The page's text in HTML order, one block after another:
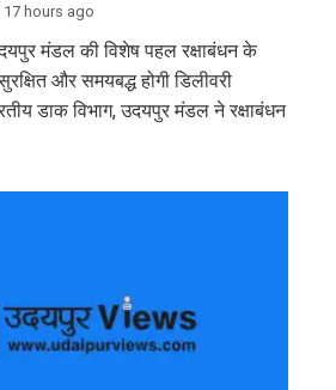
17 hours ago
मंडल की विशेष पहल रक्षाबंधन के
और समयबद्ध होगी डिलीवरी
डाक विभाग, उदयपुर मंडल ने रक्षाबंधन